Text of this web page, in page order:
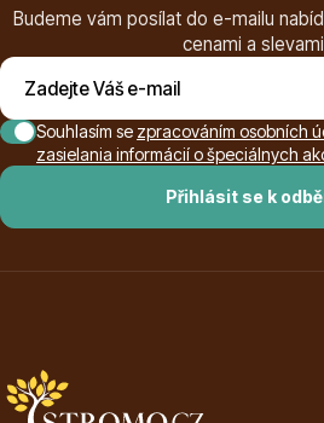
Popínavé rostliny
Budeme vám posílat do e-mailu
cenami a slevami
Přihlásit se k
Souhlasím se zpracováním osobních
zasielania informácií o špeciálnych